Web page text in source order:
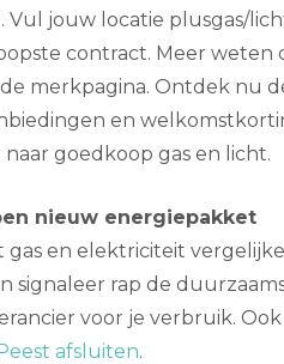
. Vul jouw locatie plusgas/
contract. Meer weten
merkpagina. Ontdek nu
en
naar goedkoop gas en licht.
nieuw energiepakket
gas en elektriciteit
signaleer rap de
voor je verbruik.
afsluiten.